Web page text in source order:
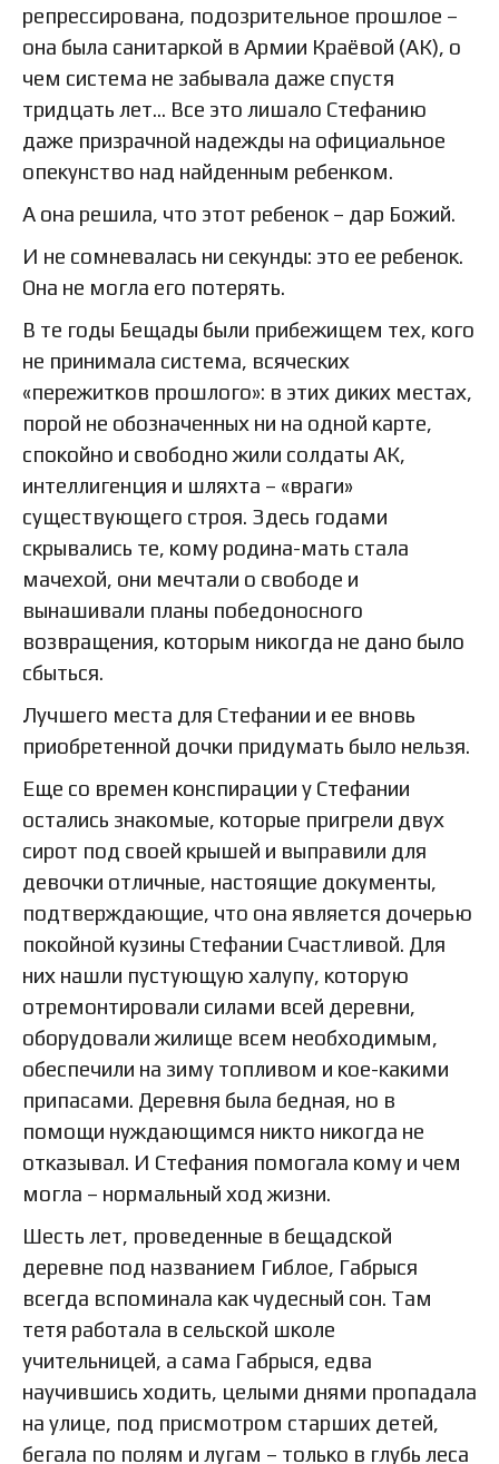
репрессирована, подозрительное прошлое –
она была санитаркой в Армии Краёвой (АК), о
чем система не забывала даже спустя
тридцать лет… Все это лишало Стефанию
даже призрачной надежды на официальное
опекунство над найденным ребенком.
А она решила, что этот ребенок – дар Божий.
И не сомневалась ни секунды: это ее ребенок.
Она не могла его потерять.
В те годы Бещады были прибежищем тех, кого
не принимала система, всяческих
«пережитков прошлого»: в этих диких местах,
порой не обозначенных ни на одной карте,
спокойно и свободно жили солдаты АК,
интеллигенция и шляхта – «враги»
существующего строя. Здесь годами
скрывались те, кому родина-мать стала
мачехой, они мечтали о свободе и
вынашивали планы победоносного
возвращения, которым никогда не дано было
сбыться.
Лучшего места для Стефании и ее вновь
приобретенной дочки придумать было нельзя.
Еще со времен конспирации у Стефании
остались знакомые, которые пригрели двух
сирот под своей крышей и выправили для
девочки отличные, настоящие документы,
подтверждающие, что она является дочерью
покойной кузины Стефании Счастливой. Для
них нашли пустующую халупу, которую
отремонтировали силами всей деревни,
оборудовали жилище всем необходимым,
обеспечили на зиму топливом и кое-какими
припасами. Деревня была бедная, но в
помощи нуждающимся никто никогда не
отказывал. И Стефания помогала кому и чем
могла – нормальный ход жизни.
Шесть лет, проведенные в бещадской
деревне под названием Гиблое, Габрыся
всегда вспоминала как чудесный сон. Там
тетя работала в сельской школе
учительницей, а сама Габрыся, едва
научившись ходить, целыми днями пропадала
на улице, под присмотром старших детей,
бегала по полям и лугам – только в глубь леса